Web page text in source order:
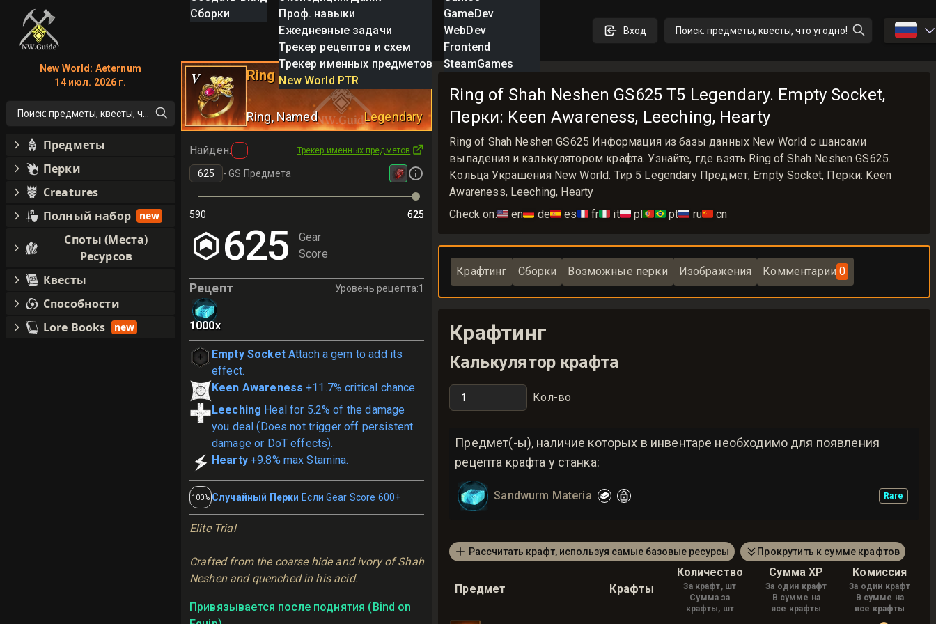
Сборки
Проф. навыки
Ежедневные задачи
Трекер рецептов и схем
Трекер именных предметов
New World PTR
GameDev
WebDev
Frontend
SteamGames
Вход Поиск: предметы, квесты, что угодно! 🇷🇺
V Ring of Shah Neshen
Ring, Named Legendary
Найден: Трекер именных предметов
-GS Предмета
590 625
625
625
Gear
Score
Рецепт Уровень рецепта:1
1000x
Empty Socket Attach a gem to add its
effect.
Keen Awareness +11.7% critical chance.
Leeching Heal for 5.2% of the damage
you deal (Does not trigger off persistent
damage or DoT effects).
Hearty +9.8% max Stamina.
100% Случайный Перки Если Gear Score 600+
Elite Trial
Crafted from the coarse hide and ivory of Shah
Neshen and quenched in his acid.
Привязывается после поднятия (Bind on
Ring of Shah Neshen GS625 T5 Legendary. Empty Socket,
Перки: Keen Awareness, Leeching, Hearty
Ring of Shah Neshen GS625 Информация из базы данных New World с шансами
выпадения и калькулятором крафта. Узнайте, где взять Ring of Shah Neshen GS625.
Кольца Украшения New World. Тир 5 Legendary Предмет, Empty Socket, Перки: Keen
Awareness, Leeching, Hearty
Check on:🇺🇸 en🇩🇪 de🇪🇸 es🇫🇷 fr🇮🇹 it🇵🇱 pl🇵🇹🇧🇷 pt🇷🇺 ru🇨🇳 cn
Крафтинг Сборки Возможные перки Изображения Комментарии 0
Крафтинг
Калькулятор крафта
Кол-во
Предмет(-ы), наличие которых в инвентаре необходимо для появления
рецепта крафта у станка:
Sandwurm Materia Rare
Рассчитать крафт, используя самые базовые ресурсы Прокрутить к сумме крафтов
Предмет Крафты
Количество
За крафт, шт
Сумма за
крафты, шт
Сумма XP
За один крафт
В сумме на
все крафты
Комиссия
За один крафт
В сумме на
все крафты
New World: Aeternum
14 июл. 2026 г.
Поиск: предметы, квесты, что угодно!
Предметы
Перки
Creatures
Полный набор
new
Споты (Места)
Ресурсов
Квесты
Способности
Lore Books
new